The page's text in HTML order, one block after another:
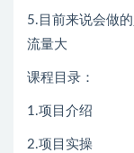
5.目前来说会做
流量大
课程目录：
1.项目介绍
2.项目实操